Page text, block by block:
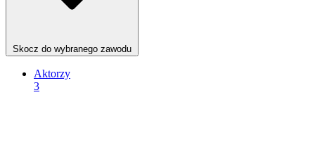
Skocz do wybranego zawodu
Aktorzy
3